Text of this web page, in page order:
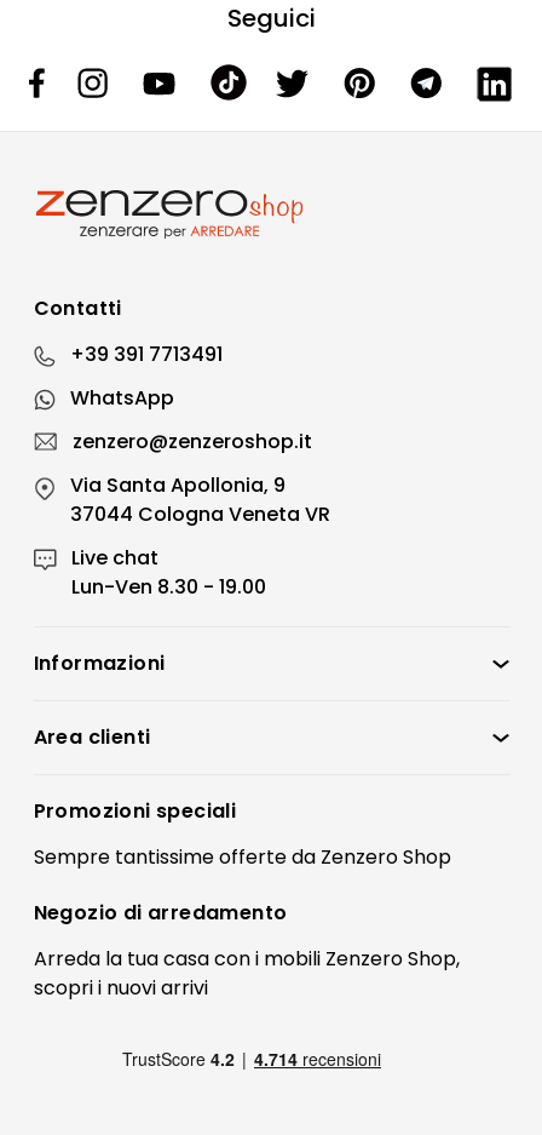
Seguici
Contatti
+39 391 7713491
WhatsApp
zenzero@zenzeroshop.it
Via Santa Apollonia, 9
37044 Cologna Veneta VR
Live chat
Lun-Ven 8.30 - 19.00
Informazioni
Condizioni di vendita
Preferenze Cookies
Termini e condizioni
Contatti
FAQ
Pagamenti
Area clienti
Registrati
Il mio account
Promozioni speciali
Sempre tantissimeofferteda Zenzero Shop
Negozio di arredamento
Arreda la tua casa con i mobili Zenzero Shop,
scopri i nuovi arrivi